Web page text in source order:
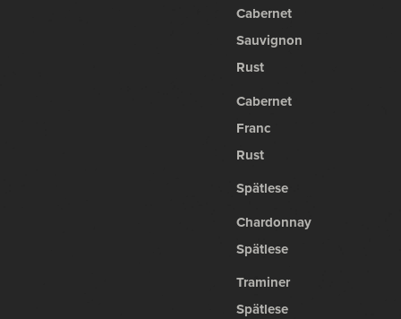
Cabernet
Sauvignon
Rust
Cabernet
Franc
Rust
Spätlese
Chardonnay
Spätlese
Traminer
Spätlese